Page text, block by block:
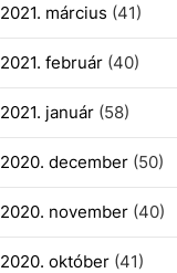
2021. március (41)
2021. február(40)
2021. január(58)
2020. december(50)
2020. november(40)
2020. október(41)